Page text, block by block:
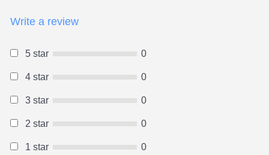
Write a review
5 star 0
4 star 0
3 star 0
2 star 0
1 star 0